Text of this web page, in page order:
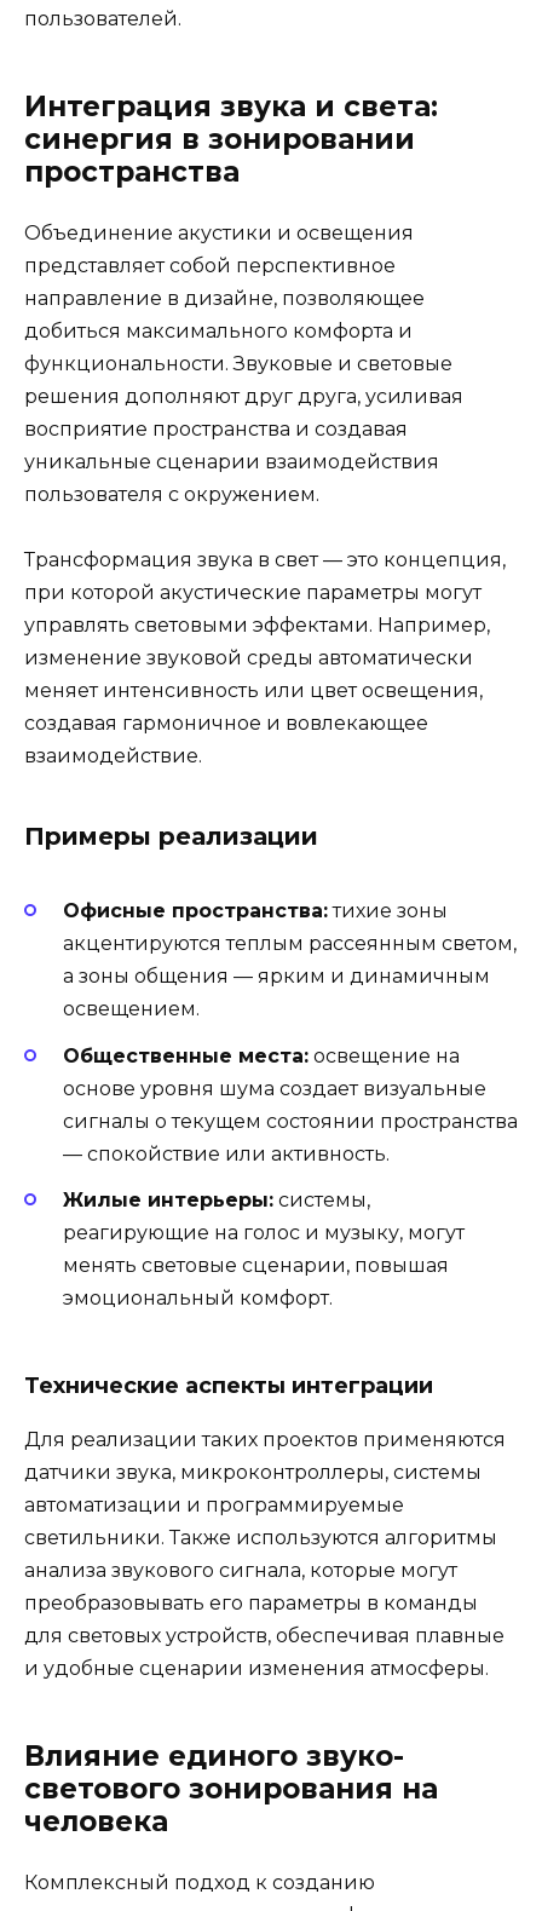
пользователей.
Интеграция звука и света:
синергия в зонировании
пространства
Объединение акустики и освещения
представляет собой перспективное
направление в дизайне, позволяющее
добиться максимального комфорта и
функциональности. Звуковые и световые
решения дополняют друг друга, усиливая
восприятие пространства и создавая
уникальные сценарии взаимодействия
пользователя с окружением.
Трансформация звука в свет — это концепция,
при которой акустические параметры могут
управлять световыми эффектами. Например,
изменение звуковой среды автоматически
меняет интенсивность или цвет освещения,
создавая гармоничное и вовлекающее
взаимодействие.
Примеры реализации
Офисные пространства:тихие зоны
акцентируются теплым рассеянным светом,
а зоны общения — ярким и динамичным
освещением.
Общественные места: освещение на
основе уровня шума создает визуальные
сигналы о текущем состоянии пространства
— спокойствие или активность.
Жилые интерьеры: системы,
реагирующие на голос и музыку, могут
менять световые сценарии, повышая
эмоциональный комфорт.
Технические аспекты интеграции
Для реализации таких проектов применяются
датчики звука, микроконтроллеры, системы
автоматизации и программируемые
светильники. Также используются алгоритмы
анализа звукового сигнала, которые могут
преобразовывать его параметры в команды
для световых устройств, обеспечивая плавные
и удобные сценарии изменения атмосферы.
Влияние единого звуко-
светового зонирования на
человека
Комплексный подход к созданию